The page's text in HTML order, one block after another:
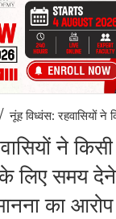
/ नूंह विध्वंस: रहवासियों ने
ने
के लिए समय
​​का आरोप